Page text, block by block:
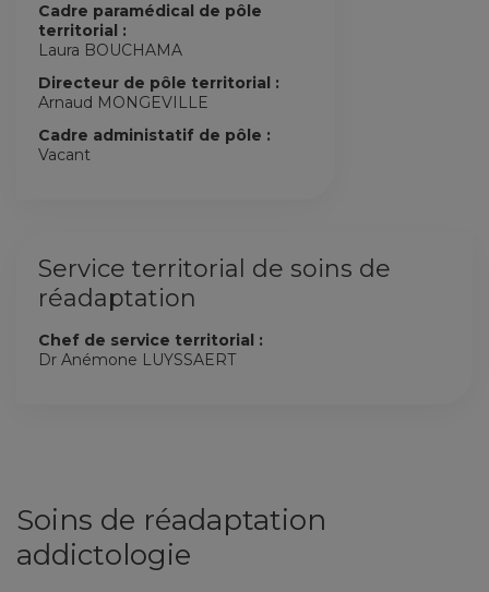
Cadre paramédical de pôle
territorial :
Laura BOUCHAMA
Directeur de pôle territorial :
Arnaud MONGEVILLE
Cadre administatif de pôle :
Vacant
Service territorial de soins de
réadaptation
Chef de service territorial :
Dr Anémone LUYSSAERT
Soins de réadaptation
addictologie